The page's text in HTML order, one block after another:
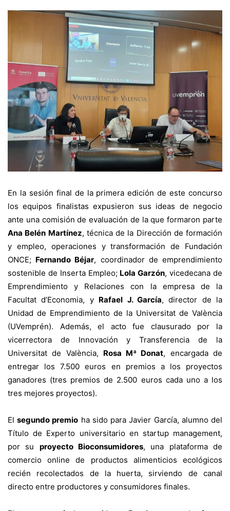
En la sesión final de la primera edición de este concurso
los equipos finalistas expusieron sus ideas de negocio
ante una comisión de evaluación de la que formaron parte
Ana Belén Martínez, técnica de la Dirección de formación
y empleo, operaciones y transformación de Fundación
ONCE; Fernando Béjar, coordinador de emprendimiento
sostenible de Inserta Empleo; Lola Garzón, vicedecana de
Emprendimiento y Relaciones con la empresa de la
Facultat d’Economia, y Rafael J. García, director de la
Unidad de Emprendimiento de la Universitat de València
(UVemprén). Además, el acto fue clausurado por la
vicerrectora de Innovación y Transferencia de la
Universitat de València, Rosa Mª Donat, encargada de
entregar los 7.500 euros en premios a los proyectos
ganadores (tres premios de 2.500 euros cada uno a los
tres mejores proyectos).
Elsegundo premio ha sido para Javier García, alumno del
Título de Experto universitario en startup management,
por su proyecto Bioconsumidores, una plataforma de
comercio online de productos alimenticios ecológicos
recién recolectados de la huerta, sirviendo de canal
directo entre productores y consumidores finales.